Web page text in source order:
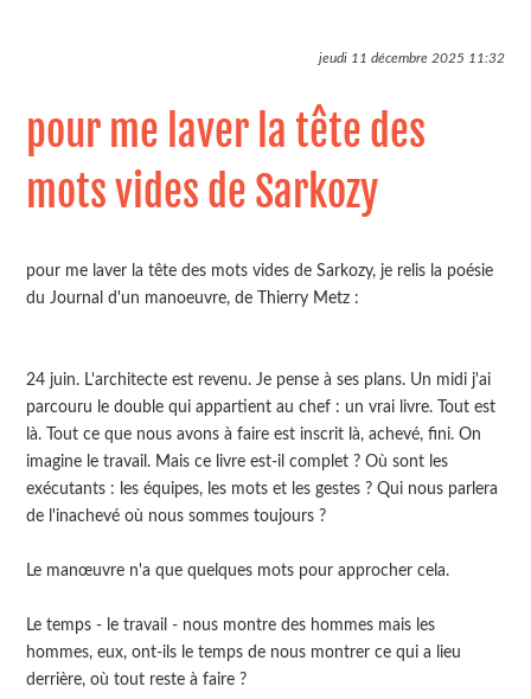
jeudi 11 décembre 202511:32
pour me laver la tête des
mots vides de Sarkozy
pour me laver la tête des mots vides de Sarkozy, je relis la poésie
du Journal d'un manoeuvre, de Thierry Metz :
24 juin. L'architecte est revenu. Je pense à ses plans. Un midi j'ai
parcouru le double qui appartient au chef : un vrai livre. Tout est
là. Tout ce que nous avons à faire est inscrit là, achevé, fini. On
imagine le travail. Mais ce livre est-il complet ? Où sont les
exécutants : les équipes, les mots et les gestes ? Qui nous parlera
de l'inachevé où nous sommes toujours ?
Le manœuvre n'a que quelques mots pour approcher cela.
Le temps - le travail - nous montre des hommes mais les
hommes, eux, ont-ils le temps de nous montrer ce qui a lieu
derrière, où tout reste à faire ?